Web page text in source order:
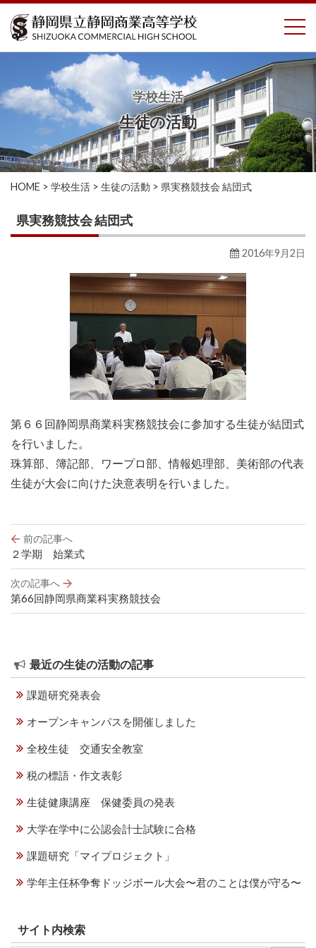
コ
へ
ス
プ
学校生活
生徒の活動
HOME > 学校生活> 生徒の活動 > 県実務競技会 結団式
県実務競技会 結団式
2016年9月2日
第６６回静岡県商業科実務競技会に参加する生徒が結団式
を行いました。
珠算部、簿記部、ワープロ部、情報処理部、美術部の代表
生徒が大会に向けた決意表明を行いました。
投
稿
ビ
ゲ
ー
ン
前の記事へ
２学期 始業式
次の記事へ
第66回静岡県商業科実務競技会
最近の生徒の活動の記事
課題研究発表会
オープンキャンパスを開催しました
全校生徒 交通安全教室
税の標語・作文表彰
生徒健康講座 保健委員の発表
大学在学中に公認会計士試験に合格
課題研究「マイプロジェクト」
学年主任杯争奪ドッジボール大会〜君のことは僕が守る〜
サイト内検索